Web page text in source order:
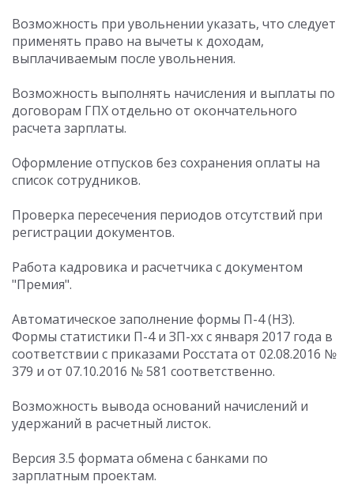
Возможность при увольнении указать, что следует
применять право на вычеты к доходам,
выплачиваемым после увольнения.
Возможность выполнять начисления и выплаты по
договорам ГПХ отдельно от окончательного
расчета зарплаты.
Оформление отпусков без сохранения оплаты на
список сотрудников.
Проверка пересечения периодов отсутствий при
регистрации документов.
Работа кадровика и расчетчика с документом
"Премия".
Автоматическое заполнение формы П-4 (НЗ).
Формы статистики П-4 и ЗП-хх с января 2017 года в
соответствии с приказами Росстата от 02.08.2016 №
379 и от 07.10.2016 № 581 соответственно.
Возможность вывода оснований начислений и
удержаний в расчетный листок.
Версия 3.5 формата обмена с банками по
зарплатным проектам.